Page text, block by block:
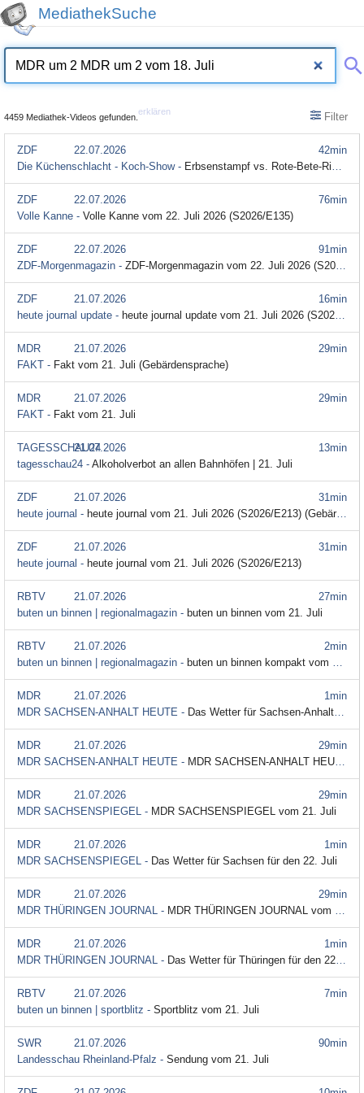
MediathekSuche
4459 Mediathek-Videos gefunden.
erklären Filter
42min
ZDF
22.07.2026
Die Küchenschlacht - Koch-Show - Erbsenstampf vs. Rote-Bete-Risotto - Tagesmotto vom 24. Juli 2024: Vegetarische Küche (S2024/E139)
76min
ZDF
22.07.2026
Volle Kanne - Volle Kanne vom 22. Juli 2026 (S2026/E135)
91min
ZDF
22.07.2026
ZDF-Morgenmagazin - ZDF-Morgenmagazin vom 22. Juli 2026 (S2026/E69)
16min
ZDF
21.07.2026
heute journal update - heute journal update vom 21. Juli 2026 (S2026/E133)
29min
MDR
21.07.2026
FAKT - Fakt vom 21. Juli (Gebärdensprache)
29min
MDR
21.07.2026
FAKT - Fakt vom 21. Juli
13min
TAGESSCHAU2421.07.2026
tagesschau24 - Alkoholverbot an allen Bahnhöfen | 21. Juli
31min
ZDF
21.07.2026
heute journal - heute journal vom 21. Juli 2026 (S2026/E213) (Gebärdensprache)
31min
ZDF
21.07.2026
heute journal - heute journal vom 21. Juli 2026 (S2026/E213)
27min
RBTV
21.07.2026
buten un binnen | regionalmagazin - buten un binnen vom 21. Juli
2min
RBTV
21.07.2026
buten un binnen | regionalmagazin - buten un binnen kompakt vom 21. Juli
1min
MDR
21.07.2026
MDR SACHSEN-ANHALT HEUTE - Das Wetter für Sachsen-Anhalt für den 22. Juli
29min
MDR
21.07.2026
MDR SACHSEN-ANHALT HEUTE - MDR SACHSEN-ANHALT HEUTE vom 21. Juli
29min
MDR
21.07.2026
MDR SACHSENSPIEGEL - MDR SACHSENSPIEGEL vom 21. Juli
1min
MDR
21.07.2026
MDR SACHSENSPIEGEL - Das Wetter für Sachsen für den 22. Juli
29min
MDR
21.07.2026
MDR THÜRINGEN JOURNAL - MDR THÜRINGEN JOURNAL vom 21. Juli
1min
MDR
21.07.2026
MDR THÜRINGEN JOURNAL - Das Wetter für Thüringen für den 22. Juli
7min
RBTV
21.07.2026
buten un binnen | sportblitz - Sportblitz vom 21. Juli
90min
SWR
21.07.2026
Landesschau Rheinland-Pfalz - Sendung vom 21. Juli